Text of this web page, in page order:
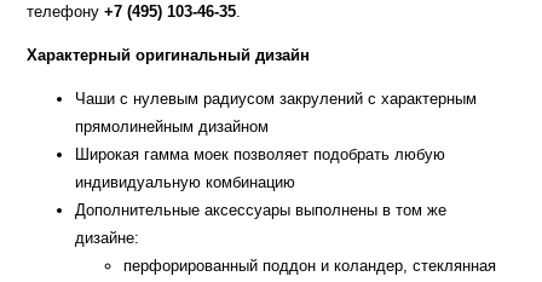
телефону+7 (495) 103-46-35
Характерный оригинальный дизайн
Чаши с нулевым радиусом закрулений с характерным
прямолинейным дизайном
Широкая гамма моек позволяет подобрать любую
индивидуальную комбинацию
Дополнительные аксессуары выполнены в том же
дизайне:
перфорированный поддон и коландер, стеклянная